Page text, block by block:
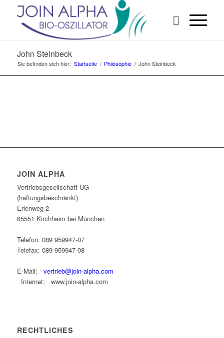
John Steinbeck
Sie befinden sich hier: Startseite / Philosophie / John Steinbeck
JOIN ALPHA
Vertriebsgesellschaft UG
(haftungsbeschränkt)
Erlenweg 2
85551 Kirchheim bei München
Telefon: 089 959947-07
Telefax: 089 959947-08
E-Mail: vertrieb@join-alpha.com
Internet: www.join-alpha.com
RECHTLICHES